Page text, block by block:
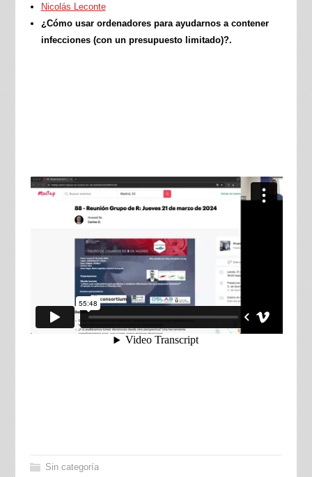
Nicolás Leconte
¿Cómo usar ordenadores para ayudarnos a contener
infecciones (con un presupuesto limitado)?.
Sin categoría